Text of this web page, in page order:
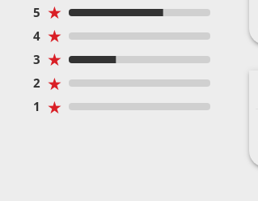
5 ★
4 ★
3 ★
2 ★
1 ★